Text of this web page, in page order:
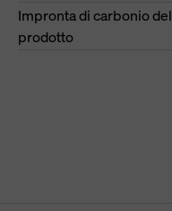
Impronta di carbonio del
prodotto